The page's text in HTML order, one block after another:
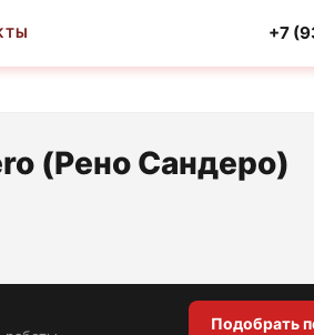
+7
(Рено Сандеро)
Подобрать